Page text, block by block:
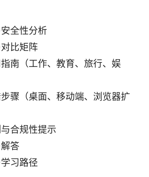
全性分析
比矩阵
南（工作、教育、旅行、娱
骤（桌面、移动端、浏览器扩
合规性提示
答
习路径